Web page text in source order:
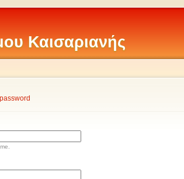
Καισαριανής